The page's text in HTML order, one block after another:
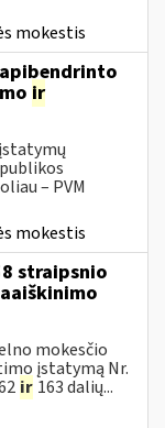
mokestis
ir
įstatymų
– PVM
mokestis
straipsnio
mokesčio
įstatymą Nr.
ir 163 dalių...